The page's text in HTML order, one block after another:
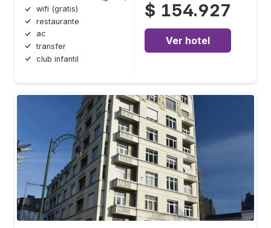
wifi (gratis)
restaurante
ac
transfer
club infantil
$ 154.927
Ver hotel